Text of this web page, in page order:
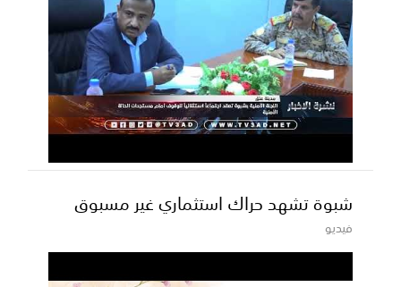
شبوة تشهد حراك استثماري غير مسبوق
فيديو